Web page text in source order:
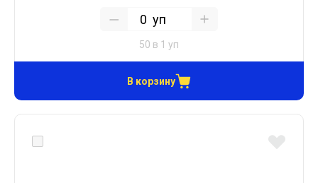
уп
50 в 1 уп
В корзину